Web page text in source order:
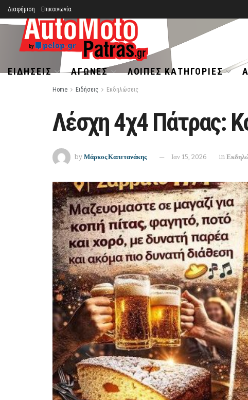
Διαφήμιση Επικοινωνία
ΕΙΔΉΣΕΙΣ ΑΓΏΝΕΣ ΛΟΙΠΈΣ ΚΑΤΗΓΟΡΊΕΣ
Home Ειδήσεις Εκδηλώσεις
Λέσχη 4χ4 Πάτρας:
by Μάρκος Καπετανάκης Ιαν 15, 2026 in